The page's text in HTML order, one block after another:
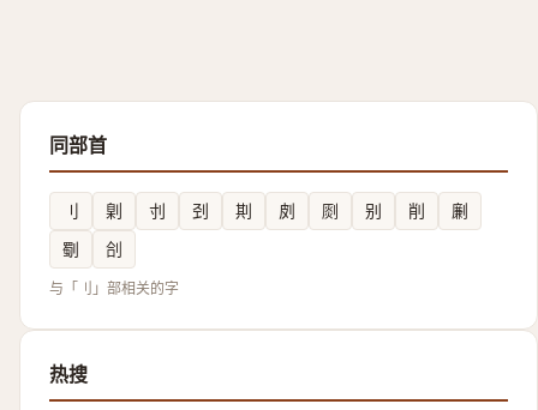
同部首
刂 㓷 刌 刭 剘 㓟 㓹 别 削
劆
劅
㓣
与「刂」部相关的字
热搜